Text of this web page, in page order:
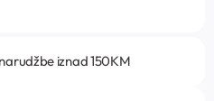
iznad 150KM